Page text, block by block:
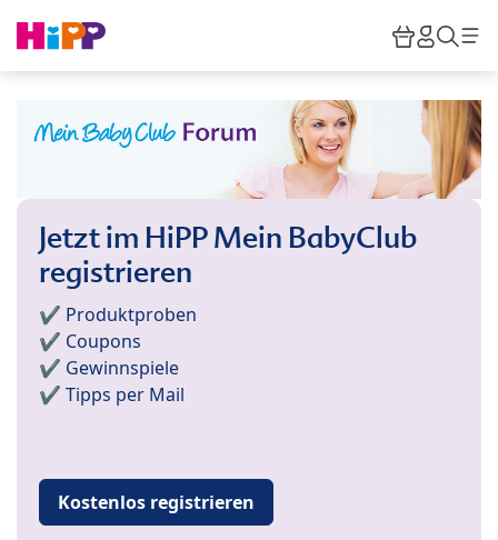
HiPP
Jetzt im HiPP Mein BabyClub
registrieren
✔️ Produktproben
✔️ Coupons
✔️ Gewinnspiele
✔️ Tipps per Mail
Kostenlos registrieren